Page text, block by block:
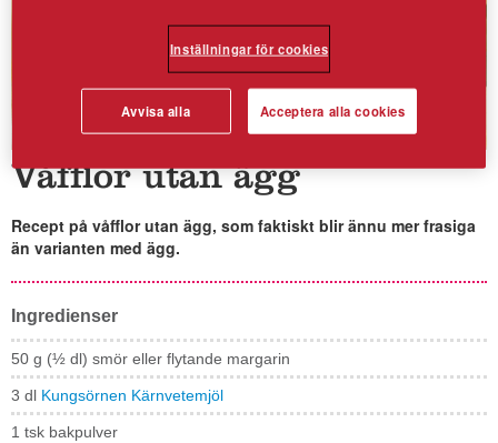
Våfflor utan ägg
Recept på våfflor utan ägg, som faktiskt blir ännu mer frasiga
än varianten med ägg.
Ingredienser
50 g (½ dl) smör eller flytande margarin
3 dl Kungsörnen Kärnvetemjöl
1 tsk bakpulver
Inställningar för cookies
Avvisa alla Acceptera alla cookies